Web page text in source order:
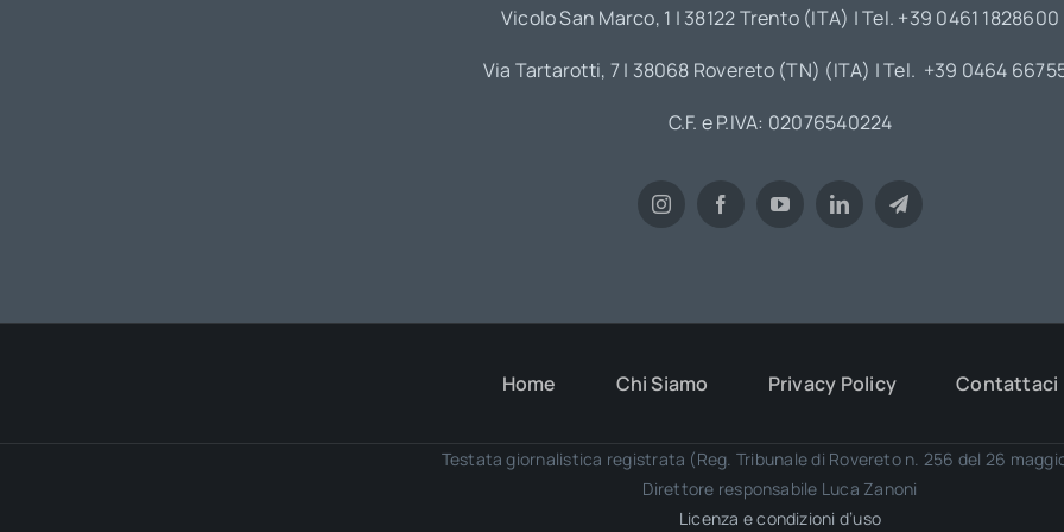
Vicolo San Marco, 1 | 38122 Trento (ITA) | Tel. +39 0461 1828600
Via Tartarotti, 7 | 38068 Rovereto (TN) (ITA) | Tel. +39 0464
C.F. e P.IVA: 02076540224
Home Chi Siamo Privacy Policy Contattaci
Testata giornalistica registrata (Reg. Tribunale di Rovereto n. 256 del 26
Direttore responsabile Luca Zanoni
Licenza e condizioni d’uso